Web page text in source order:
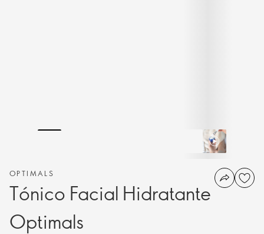
OPTIMALS
Tónico Facial Hidratante
Optimals